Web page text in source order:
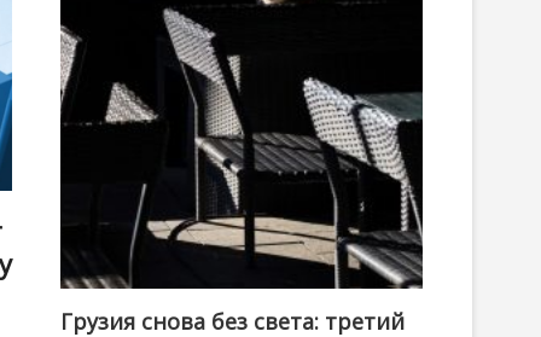
Грузия снова без света: третий